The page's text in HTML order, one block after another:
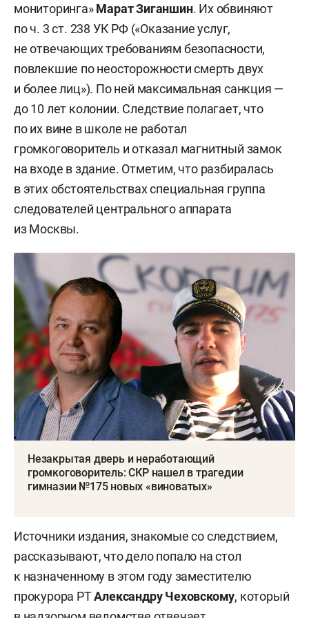
мониторинга»Марат Зиганшин. Их обвиняют
по ч. 3 ст. 238 УК РФ («Оказание услуг,
не отвечающих требованиям безопасности,
повлекшие по неосторожности смерть двух
и более лиц»). По ней максимальная санкция —
до 10 лет колонии. Следствие полагает, что
по их вине в школе не работал
громкоговоритель и отказал магнитный замок
на входе в здание. Отметим, что разбиралась
в этих обстоятельствах специальная группа
следователей центрального аппарата
из Москвы.
Незакрытая дверь и неработающий
громкоговоритель: СКР нашел в трагедии
гимназии №175 новых «виноватых»
Источники издания, знакомые со следствием,
рассказывают, что дело попало на стол
к назначенному в этом году заместителю
прокурора РТАлександру Чеховскому, который